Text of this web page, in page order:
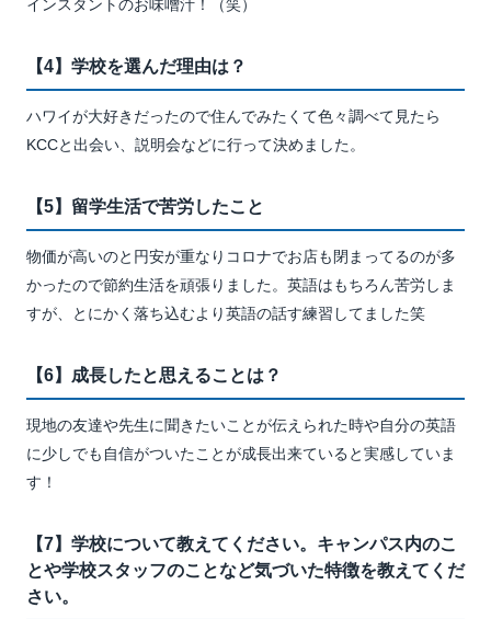
インスタントのお味噌汁！（笑）
【4】学校を選んだ理由は？
ハワイが大好きだったので住んでみたくて色々調べて見たら
KCCと出会い、説明会などに行って決めました。
【5】留学生活で苦労したこと
物価が高いのと円安が重なりコロナでお店も閉まってるのが多
かったので節約生活を頑張りました。英語はもちろん苦労しま
すが、とにかく落ち込むより英語の話す練習してました笑
【6】成長したと思えることは？
現地の友達や先生に聞きたいことが伝えられた時や自分の英語
に少しでも自信がついたことが成長出来ていると実感していま
す！
【7】学校について教えてください。キャンパス内のこ
とや学校スタッフのことなど気づいた特徴を教えてくだ
さい。